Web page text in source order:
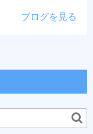
ブログを見る